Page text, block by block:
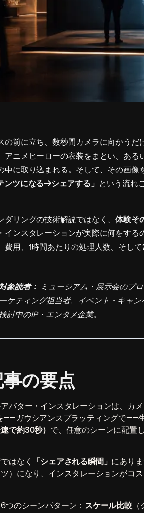
の前に立ち、数秒間カメラに向かう
アニメヒーローの衣装をまとい、ある
中に取り込まれる。そして、その画像
ツになる→シェアする」
という流れ
ダリングの技術解説ではなく、 体験そ
インスタレーションが実際に何をする
費用、1時間あたりの処理人数、そし
象読者：
ミュージアム・展示会のプ
ケティング担当者、イベント・キャ
討中のIP・エンタメ企業。
事の要点
バター・インスタレーションは、カメ
――ガウシアンスプラッティングで――
で約30秒） で、任意のシーンに配置
はなく 「シェアされる瞬間」 にあり
）になり、インスタレーションがコ
つのシーンパターン： スケール比較